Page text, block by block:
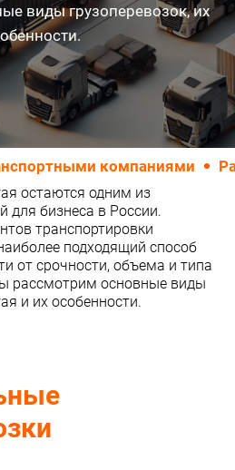
виды грузоперевозок, их
компаниями
остаются одним из
для бизнеса в России.
транспортировки
подходящий способ
от срочности, объема и типа
рассмотрим основные виды
и их особенности.